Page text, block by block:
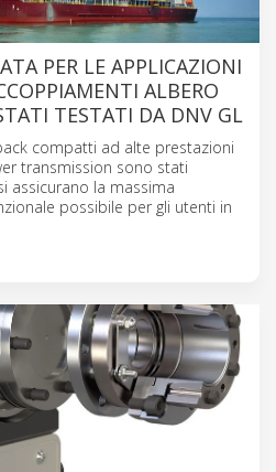
PER LE APPLICAZIONI
ALBERO
TESTATI DA DNV GL
compatti ad alte prestazioni
transmission sono stati
assicurano la massima
possibile per gli utenti in